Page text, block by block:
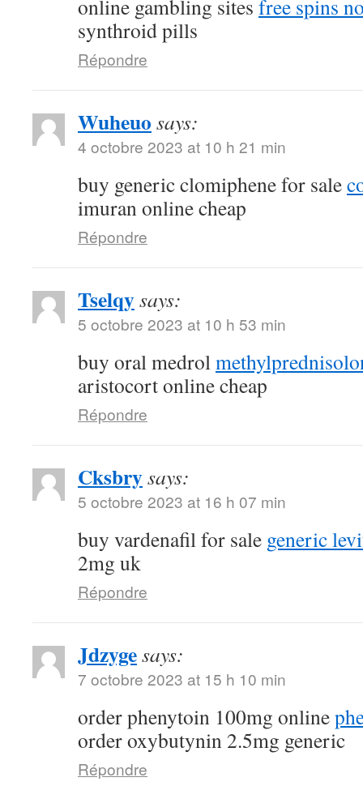
online gambling sites free spins
synthroid pills
Répondre
Wuheuo says:
4 octobre 2023 at 10 h 21 min
buy generic clomiphene for sale
imuran online cheap
Répondre
Tselqysays:
5 octobre 2023 at 10 h 53 min
buy oral medrol
aristocort online cheap
Répondre
Cksbrysays:
5 octobre 2023 at 16 h 07 min
buy vardenafil for sale generic
2mg uk
Répondre
Jdzygesays:
7 octobre 2023 at 15 h 10 min
order phenytoin 100mg online
order oxybutynin 2.5mg generic
Répondre